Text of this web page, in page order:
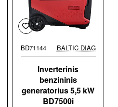
-22%
BD71144 BALTIC DIAG
Inverterinis
benzininis
generatorius 5,5 kW
BD7500i